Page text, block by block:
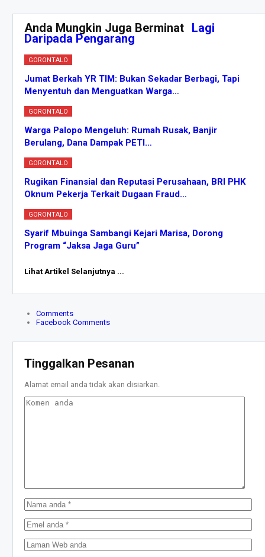
Anda Mungkin Juga Berminat Lagi
Daripada Pengarang
GORONTALO
Jumat Berkah YR TIM: Bukan Sekadar Berbagi, Tapi
Menyentuh dan Menguatkan Warga…
GORONTALO
Warga Palopo Mengeluh: Rumah Rusak, Banjir
Berulang, Dana Dampak PETI…
GORONTALO
Rugikan Finansial dan Reputasi Perusahaan, BRI PHK
Oknum Pekerja Terkait Dugaan Fraud…
GORONTALO
Syarif Mbuinga Sambangi Kejari Marisa, Dorong
Program “Jaksa Jaga Guru”
Lihat Artikel Selanjutnya ...
Comments
Facebook Comments
Tinggalkan Pesanan
Alamat email anda tidak akan disiarkan.